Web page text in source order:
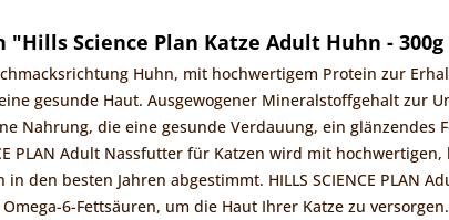
Science Plan Katze Adult Huhn -
Huhn, mit hochwertigem Protein zur
gesunde Haut. Ausgewogener Mineralstoffgehalt zur
Nahrung, die eine gesunde Verdauung, ein glänzendes
PLAN Adult Nassfutter für Katzen wird mit
den besten Jahren abgestimmt. HILLS SCIENCE
6-Fettsäuren, um die Haut Ihrer Katze zu